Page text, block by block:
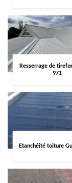
Resserrage de
971
Etanchéité toiture